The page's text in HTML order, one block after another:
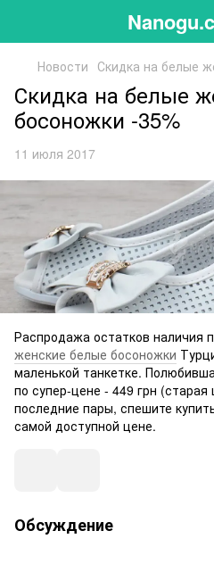
Новости Скидка на белые
Скидка на белые
босоножки -35%
11 июля 2017
Распродажа остатков наличия
женские белые босоножки
маленькой танкетке.
по супер-цене - 449 грн
последние пары, спешите
самой доступной цене.
Обсуждение